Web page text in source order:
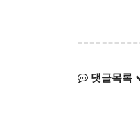
댓글목록